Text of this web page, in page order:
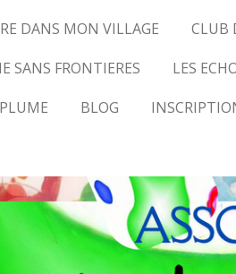
DANS MON VILLAGE
CLUB
SANS FRONTIERES LES
BLOG